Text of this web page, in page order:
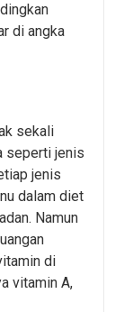
di angka
sekali
seperti jenis
jenis
dalam diet
Namun
di
vitamin A,